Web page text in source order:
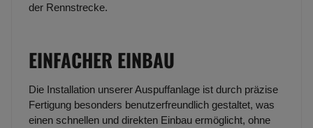
der Rennstrecke.
EINFACHER EINBAU
Die Installation unserer Auspuffanlage ist durch präzise
Fertigung besonders benutzerfreundlich gestaltet, was
einen schnellen und direkten Einbau ermöglicht, ohne